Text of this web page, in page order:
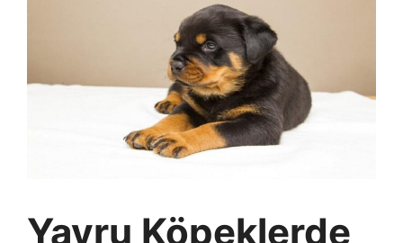
Yavru Köpeklerde